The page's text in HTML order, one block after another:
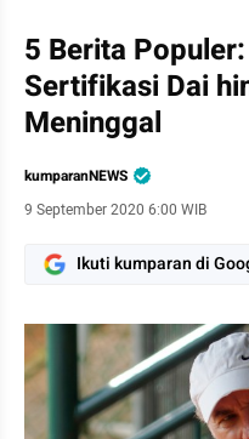
5 Berita
Sertifikasi Dai
Meninggal
kumparanNEWS
9 September 2020 6:00 WIB
Ikuti kumparan di